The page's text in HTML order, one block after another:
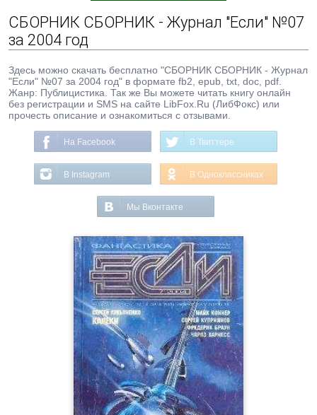
СБОРНИК СБОРНИК - Журнал "Если" №07
за 2004 год
Здесь можно скачать бесплатно "СБОРНИК СБОРНИК - Журнал
"Если" №07 за 2004 год" в формате fb2, epub, txt, doc, pdf.
Жанр: Публицистика. Так же Вы можете читать книгу онлайн
без регистрации и SMS на сайте LibFox.Ru (ЛибФокс) или
прочесть описание и ознакомиться с отзывами.
На Facebook В Твиттере
В Instagram В Одноклассниках
Мы Вконтакте